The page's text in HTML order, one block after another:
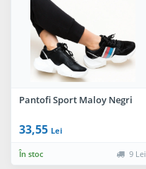
Pantofi Sport Maloy Negri
33,55 Lei
În stoc 9 Lei